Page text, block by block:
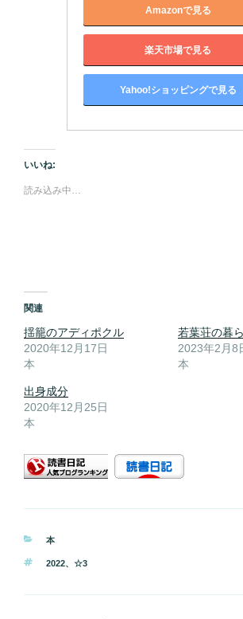
Amazonで見る
楽天市場で見る
Yahoo!ショッピングで見る
いいね:
読み込み中…
関連
揺籠のアディポクル
2020年12月17日
本
若葉荘の暮
2023年2月8
本
出身成分
2020年12月25日
本
カ
ゴ
ー
本
タ
2022、 ☆3